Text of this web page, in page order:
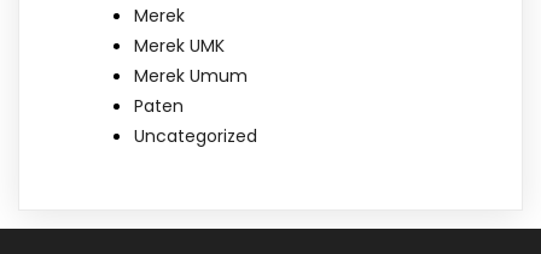
Merek
Merek UMK
Merek Umum
Paten
Uncategorized